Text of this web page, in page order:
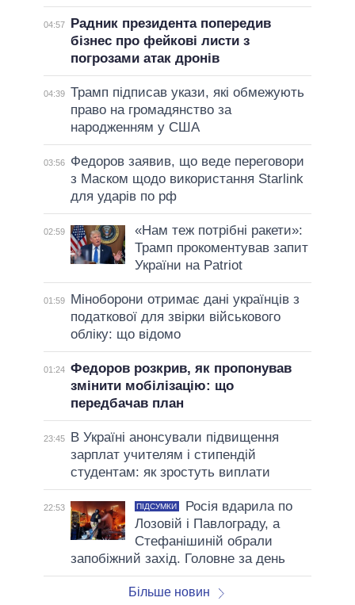
04:57
Радник президента попередив
бізнес про фейкові листи з
погрозами атак дронів
04:39 Трамп підписав укази, які обмежують
право на громадянство за
народженням у США
03:56
Федоров заявив, що веде переговори
з Маском щодо використання Starlink
для ударів по рф
02:59
«Нам теж потрібні ракети»:
Трамп прокоментував запит
України на Patriot
01:59
Міноборони отримає дані українців з
податкової для звірки військового
обліку: що відомо
01:24 Федоров розкрив, як пропонував
змінити мобілізацію: що
передбачав план
23:45
В Україні анонсували підвищення
зарплат учителям і стипендій
студентам: як зростуть виплати
22:53 ПІДСУМКИ
Росія вдарила по
Лозовій і Павлограду, а
Стефанішиній обрали
запобіжний захід. Головне за день
Більше новин